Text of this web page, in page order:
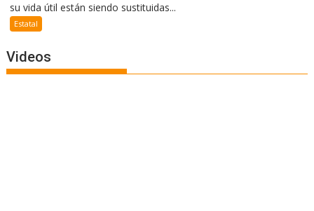
su vida útil están siendo sustituidas...
Estatal
Videos